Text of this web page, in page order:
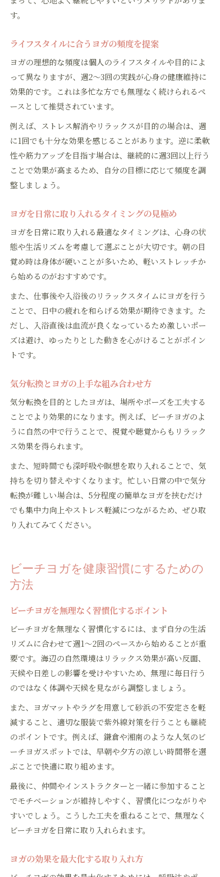
す。
ライフスタイルに合うヨガの頻度を提案
ヨガの理想的な頻度は個人のライフスタイルや目的によ
って異なりますが、週2〜3回の実践が心身の健康維持に
効果的です。これは多忙な方でも無理なく続けられるペ
ースとして推奨されています。
例えば、ストレス解消やリラックスが目的の場合は、週
に1回でも十分な効果を感じることがあります。逆に柔軟
性や筋力アップを目指す場合は、継続的に週3回以上行う
ことで効果が高まるため、自分の目標に応じて頻度を調
整しましょう。
ヨガを日常に取り入れるタイミングの見極め
ヨガを日常に取り入れる最適なタイミングは、心身の状
態や生活リズムを考慮して選ぶことが大切です。朝の目
覚め時は身体が硬いことが多いため、軽いストレッチか
ら始めるのがおすすめです。
また、仕事後や入浴後のリラックスタイムにヨガを行う
ことで、日中の疲れを和らげる効果が期待できます。た
だし、入浴直後は血流が良くなっているため激しいポー
ズは避け、ゆったりとした動きを心がけることがポイン
トです。
気分転換とヨガの上手な組み合わせ方
気分転換を目的としたヨガは、場所やポーズを工夫する
ことでより効果的になります。例えば、ビーチヨガのよ
うに自然の中で行うことで、視覚や聴覚からもリラック
ス効果を得られます。
また、短時間でも深呼吸や瞑想を取り入れることで、気
持ちを切り替えやすくなります。忙しい日常の中で気分
転換が難しい場合は、5分程度の簡単なヨガを挟むだけ
でも集中力向上やストレス軽減につながるため、ぜひ取
り入れてみてください。
ビーチヨガを健康習慣にするための
方法
ビーチヨガを無理なく習慣化するポイント
ビーチヨガを無理なく習慣化するには、まず自分の生活
リズムに合わせて週1～2回のペースから始めることが重
要です。海辺の自然環境はリラックス効果が高い反面、
天候や日差しの影響を受けやすいため、無理に毎日行う
のではなく体調や天候を見ながら調整しましょう。
また、ヨガマットやラグを用意して砂浜の不安定さを軽
減すること、適切な服装で紫外線対策を行うことも継続
のポイントです。例えば、鎌倉や湘南のような人気のビ
ーチヨガスポットでは、早朝や夕方の涼しい時間帯を選
ぶことで快適に取り組めます。
最後に、仲間やインストラクターと一緒に参加すること
でモチベーションが維持しやすく、習慣化につながりや
すいでしょう。こうした工夫を重ねることで、無理なく
ビーチヨガを日常に取り入れられます。
ヨガの効果を最大化する取り入れ方